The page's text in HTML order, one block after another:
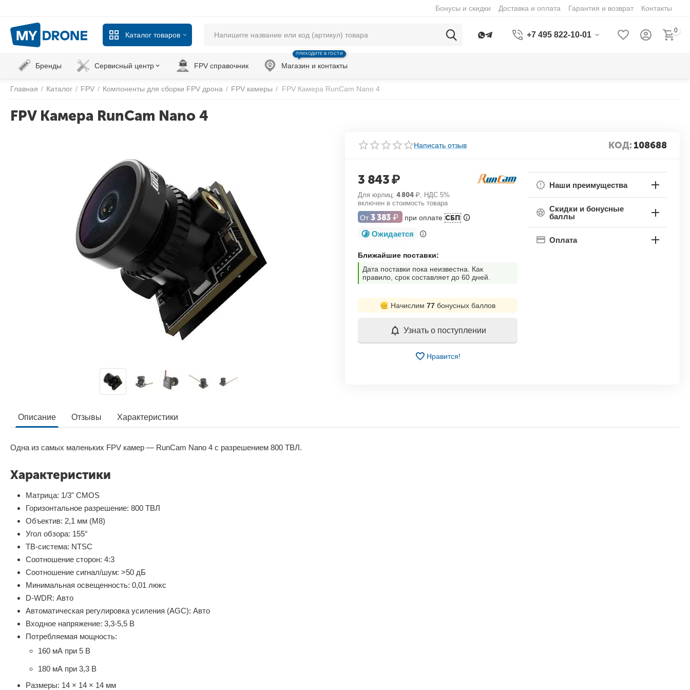
Бонусы и скидки Доставка и оплата Гарантия и возврат Контакты
Каталог товаров +7 495 822-10-01 0
Бренды Сервисный центр FPV справочник Магазин и контакты
ПРИХОДИТЕ В ГОСТИ
Главная / Каталог / FPV / Компоненты для сборки FPV дрона / FPV камеры / FPV Камера RunCam Nano 4
FPV Камера RunCam Nano 4
Написать отзыв КОД:108688
3 843₽
Для юрлиц: 4 804 ₽, НДС 5%
включен в стоимость товара
От 3 383 ₽ при оплате СБП
Ожидается
Ближайшие поставки:
Дата поставки пока неизвестна. Как
правило, срок составляет до 60 дней.
Начислим 77бонусных баллов
Узнать о поступлении
Нравится!
Наши преимущества
Скидки и бонусные
баллы
Оплата
Описание Отзывы Характеристики
Одна из самых маленьких FPV камер — RunCam Nano 4 с разрешением 800 ТВЛ.
Характеристики
Матрица: 1/3" CMOS
Горизонтальное разрешение: 800 ТВЛ
Объектив: 2,1 мм (M8)
Угол обзора: 155°
ТВ-система: NTSC
Соотношение сторон: 4:3
Соотношение сигнал/шум: >50 дБ
Минимальная освещенность: 0,01 люкс
D-WDR: Авто
Автоматическая регулировка усиления (AGC): Авто
Входное напряжение: 3,3-5,5 В
Потребляемая мощность:
160 мА при 5 В
180 мА при 3,3 В
Размеры: 14 × 14 × 14 мм